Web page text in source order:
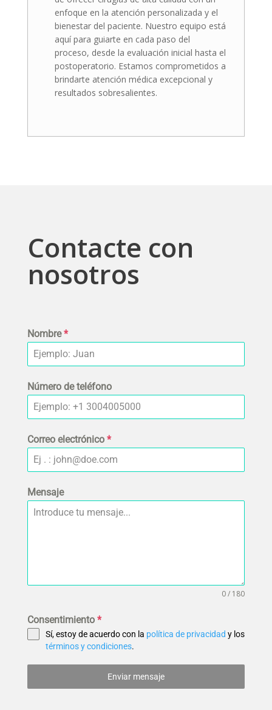
enfoque en la atención personalizada y el
bienestar del paciente. Nuestro equipo está
aquí para guiarte en cada paso del
proceso, desde la evaluación inicial hasta el
postoperatorio. Estamos comprometidos a
brindarte atención médica excepcional y
resultados sobresalientes.
Contacte con
nosotros
Nombre*
Número de teléfono
Correo electrónico *
Mensaje
0 / 180
Consentimiento *
Sí, estoy de acuerdo con la política de privacidad y los
términos y condiciones.
Enviar mensaje